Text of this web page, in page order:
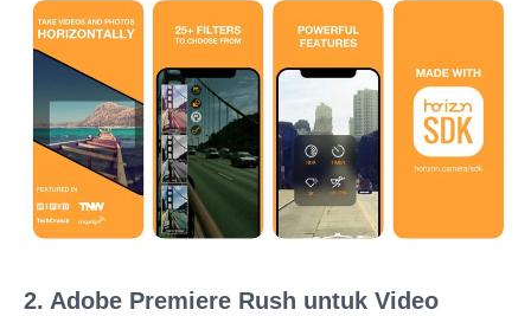
2. Adobe Premiere Rush untuk Video